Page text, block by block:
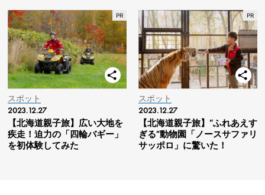
スポット
2023.12.27
【北海道親子旅】広い大地を
疾走！迫力の「四輪バギー」
を初体験してみた
スポット
2023.12.27
【北海道親子旅】“ふれあえす
ぎる”動物園「ノースサファリ
サッポロ」に驚いた！